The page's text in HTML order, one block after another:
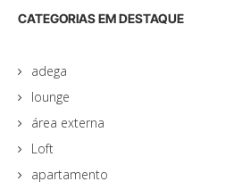
CATEGORIAS EM DESTAQUE
adega
lounge
área externa
Loft
apartamento